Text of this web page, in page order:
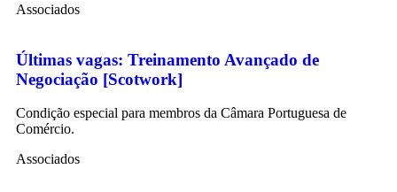
Associados
Últimas vagas: Treinamento Avançado de
Negociação [Scotwork]
Condição especial para membros da Câmara Portuguesa de
Comércio.
Associados